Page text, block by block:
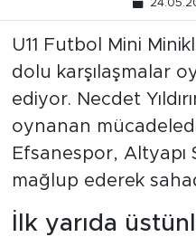
U11 Futbol Mini
dolu karşılaşmalar
ediyor. Necdet
oynanan
Efsanespor, Altyapı
mağlup ederek
İlk yarıda